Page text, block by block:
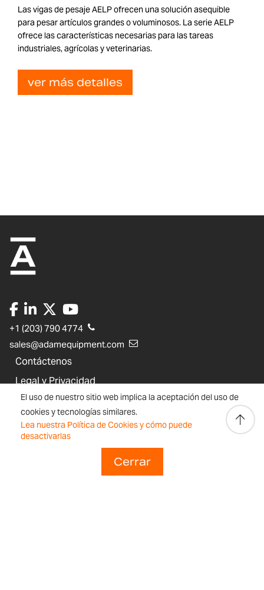
El uso de nuestro sitio web implica la aceptación del uso de
cookies y tecnologías similares.
Lea nuestra Política de Cookies y cómo puede
desactivarlas
Cerrar
Las vigas de pesaje AELP ofrecen una solución asequible
para pesar artículos grandes o voluminosos. La serie AELP
ofrece las características necesarias para las tareas
industriales, agrícolas y veterinarias.
ver más detalles
+1 (203) 790 4774
sales@adamequipment.com
Contáctenos
Legal y Privacidad
Declaración de Sostenibilidad
Historia de Adam Equipment
Registro del producto